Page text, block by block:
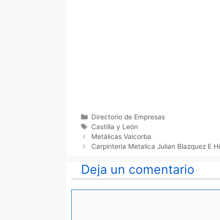
Categorías
Directorio de Empresas
Etiquetas
Castilla y León
Metálicas Valcorba
Carpinteria Metalica Julian Blazquez E
Deja un comentario